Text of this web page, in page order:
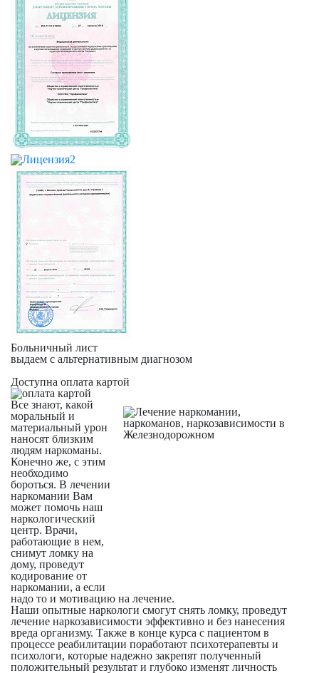
Больничный лист
выдаем с альтернативным диагнозом
Доступна оплата картой
Все знают, какой
моральный и
материальный урон
наносят близким
людям наркоманы.
Конечно же, с этим
необходимо
бороться. В лечении
наркомании Вам
может помочь наш
наркологический
центр. Врачи,
работающие в нем,
снимут ломку на
дому, проведут
кодирование от
наркомании, а если
надо то и мотивацию на лечение.
Наши опытные наркологи смогут снять ломку, проведут
лечение наркозависимости эффективно и без нанесения
вреда организму. Также в конце курса с пациентом в
процессе реабилитации поработают психотерапевты и
психологи, которые надежно закрепят полученный
положительный результат и глубоко изменят личность